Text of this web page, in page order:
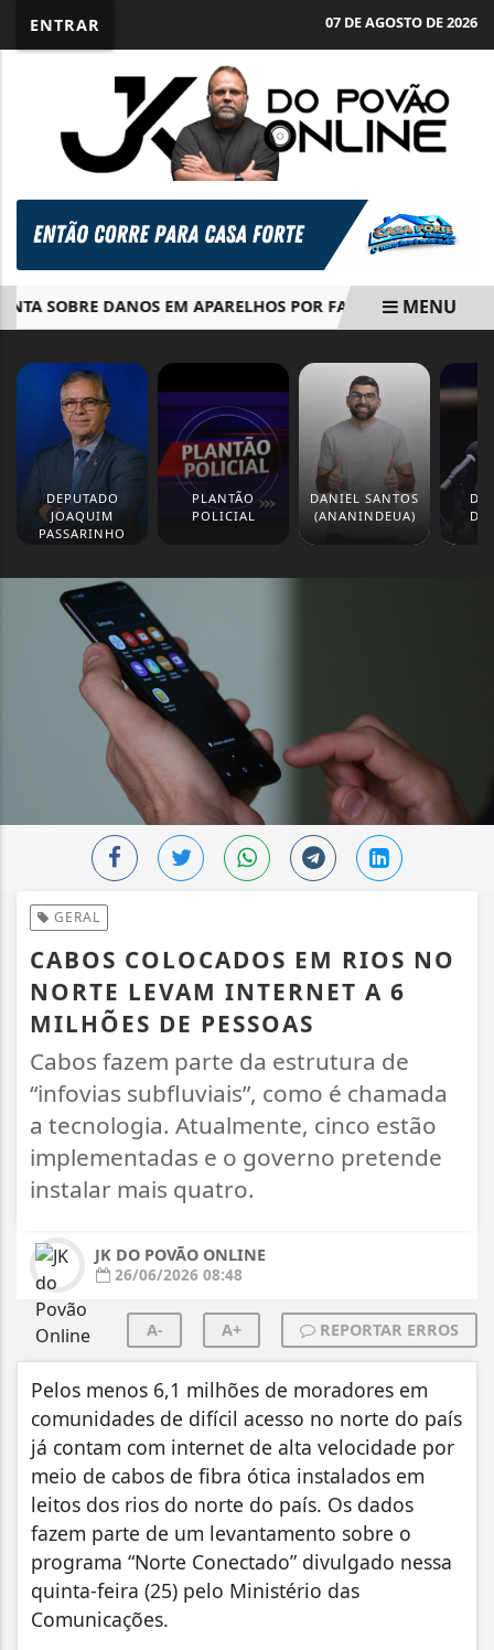
ENTRAR 07 DE AGOSTO DE 2026
SOBRE DANOS EM APARELHOS POR FALTA DE LUZMENU
DEPUTADO
JOAQUIM
PASSARINHO
PLANTÃO
POLICIAL
DANIEL SANTOS
(ANANINDEUA)
GERAL
CABOS COLOCADOS EM RIOS NO
NORTE LEVAM INTERNET A 6
MILHÕES DE PESSOAS
Cabos fazem parte da estrutura de
“infovias subfluviais”, como é chamada
a tecnologia. Atualmente, cinco estão
implementadas e o governo pretende
instalar mais quatro.
JK DO POVÃO ONLINE
26/06/2026 08:48
A- A+ REPORTAR ERROS
Pelos menos 6,1 milhões de moradores em
comunidades de difícil acesso no norte do país
já contam com internet de alta velocidade por
meio de cabos de fibra ótica instalados em
leitos dos rios do norte do país. Os dados
fazem parte de um levantamento sobre o
programa “Norte Conectado” divulgado nessa
quinta-feira (25) pelo Ministério das
Comunicações.